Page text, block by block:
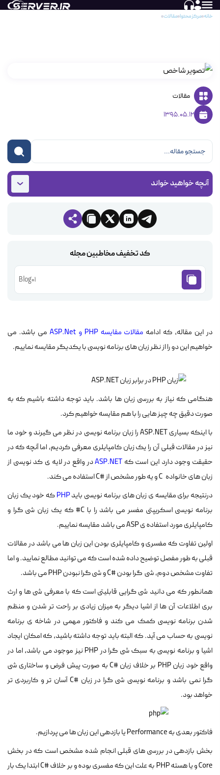
خانه مرکز محتوا مقالات
مقالات
1395.05.12
آنچه خواهید خواند
کد تخفیف مخاطبین مجله
Blog01
در این مقاله، که ادامه مقالات مقایسه PHP و ASP.Net
می باشد. می
خواهیم این دو را از نظر زبان های برنامه نویسی با یکدیگر مقایسه نماییم.
هنگامی که نیاز به بررسی زبان ها باشد. باید توجه داشته باشیم که به
صورت دقیق چه چیز هایی را با هم مقایسه خواهیم کرد.
با اینکه بسیاری ASP.NET را زبان برنامه نویسی در نظر می گیرند و خود ما
نیز در مقالات قبلی آن را یک زبان کامپایلری معرفی کردیم، اما آنچه که در
حقیقت وجود دارد این است که ASP.NETدر واقع در لایه ی کد نویسی از
زبان های خانواده C و یه طور مشخص از #C استفاده می کند.
درنتیجه برای مقایسه ی زبان های برنامه نویسی بایدPHPکه خود یک زبان
برنامه نویسی اسکریپتی مفسر می باشد را با C# که یک زبان شی گرا و
کامپایلری مورد استفاده ی ASP می باشد مقایسه نماییم.
اولین تفاوت که مفسری و کامپایلری بودن این زبان ها می باشد در مقالات
قبلی به طور مفصل توضیح داده شده است که می توانید مطالع نمایید. و اما
تفاوت مشخص دوم، شی گرا بودن #C و شی گرا نبودن PHP می باشد.
همانطور که می دانید شی گرایی قابلیتی است که با معرفی شی ها و ارث
بری اطلاعات آن ها از اشیا دیگر به میزان زیادی بر راحت تر شدن و منظم
شدن برنامه نویسی کمک می کند و فاکتور مهمی در شاخه ی برنامه
نویسی به حساب می آید. که البته باید توجه داشته باشید، که امکان ایجاد
اشیا و برنامه نویسی به سبک شی گرا در PHP نیز موجود می باشد، اما در
واقع خود زبان PHP بر خلاف زبان #C به صورت پیش فرض و ساختاری شی
گرا نمی باشد و برنامه نویسی شی گرا در زبان #C آسان تر و کاربردی تر
خواهد بود.
فاکتور بعدی به Performance یا بازدهی این زبان ها می پردازیم.
بخش بازدهی در بررسی های قبلی انجام شده مشخص است که در بخش
Core و یا هسته PHP به علت این که مفسری بوده و بر خلاف #C ابتدا یک بار